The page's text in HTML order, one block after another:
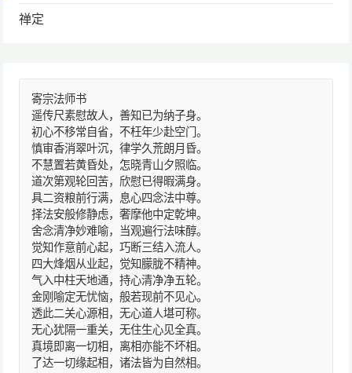
禅定
寄宗法师书
遥传尺素慰故人，善知已为纳子身。
初心不移常自省，不枉年少赴空门。
慎审香消翠叶沉，律学久荒朗月昏。
不慧置若黄昏处，怎晓青山夕照临。
道次第观轮回苦，欣慰已得暇满身。
具二资粮前行满，息心四念法中尊。
择法安般修静虑，奢摩他中定乾坤。
舍念清净妙难喻，当观遍行法味醇。
觉知作意前心起，巧断三结入流人。
四大烽烟从业起，觉知朦胧不精神。
气入中柱天地通，持心清净净五轮。
金刚喻定无忧恼，般若现前不见心。
透此二关心源相，无心道人堪可称。
无心犹隔一重关，无住生心见全真。
真境即离一切相，离相亦能不坏相。
了达一切缘起相，诸法皆为自然相。